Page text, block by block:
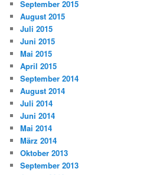
September 2015
August 2015
Juli 2015
Juni 2015
Mai 2015
April 2015
September 2014
August 2014
Juli 2014
Juni 2014
Mai 2014
März 2014
Oktober 2013
September 2013